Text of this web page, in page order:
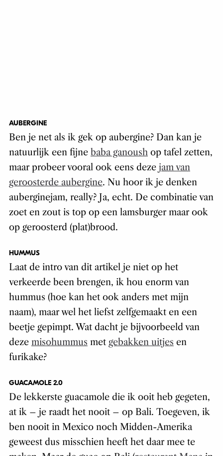
AUBERGINE
Ben je net als ik gek op aubergine? Dan kan je
natuurlijk een fijne baba ganoushop tafel zetten,
maar probeer vooral ook eens deze jam van
geroosterde aubergine. Nu hoor ik je denken
auberginejam, really? Ja, echt. De combinatie van
zoet en zout is top op een lamsburger maar ook
op geroosterd (plat)brood.
HUMMUS
Laat de intro van dit artikel je niet op het
verkeerde been brengen, ik hou enorm van
hummus (hoe kan het ook anders met mijn
naam), maar wel het liefst zelfgemaakt en een
beetje gepimpt. Wat dacht je bijvoorbeeld van
deze misohummus met gebakken uitjes en
furikake?
GUACAMOLE 2.0
De lekkerste guacamole die ik ooit heb gegeten,
at ik – je raadt het nooit – op Bali. Toegeven, ik
ben nooit in Mexico noch Midden-Amerika
geweest dus misschien heeft het daar mee te